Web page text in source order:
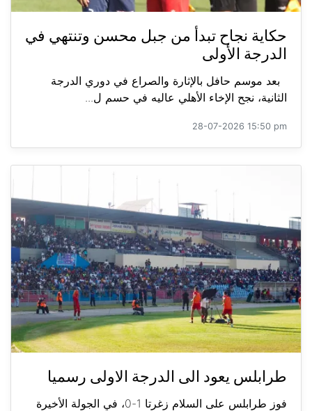
حكاية نجاح تبدأ من جبل محسن وتنتهي في
الدرجة الأولى
بعد موسم حافل بالإثارة والصراع في دوري الدرجة
الثانية، نجح الإخاء الأهلي عاليه في حسم ل...
28-07-2026 15:50 pm
طرابلس يعود الى الدرجة الاولى رسميا
فوز طرابلس على السلام زغرتا 1-0، في الجولة الأخيرة